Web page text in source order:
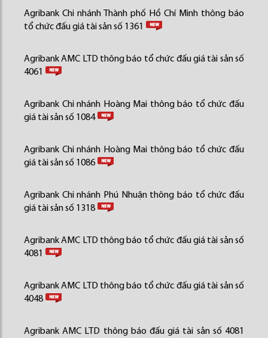
Agribank Chi nhánh Thành phố Hồ Chí Minh thông báo
tổ chức đấu giá tài sản số 1361
Agribank AMC LTD thông báo tổ chức đấu giá tài sản số
4061
Agribank Chi nhánh Hoàng Mai thông báo tổ chức đấu
giá tài sản số 1084
Agribank Chi nhánh Hoàng Mai thông báo tổ chức đấu
giá tài sản số 1086
Agribank Chi nhánh Phú Nhuận thông báo tổ chức đấu
giá tài sản số 1318
Agribank AMC LTD thông báo tổ chức đấu giá tài sản số
4081
Agribank AMC LTD thông báo tổ chức đấu giá tài sản số
4048
Agribank AMC LTD thông báo đấu giá tài sản số 4081